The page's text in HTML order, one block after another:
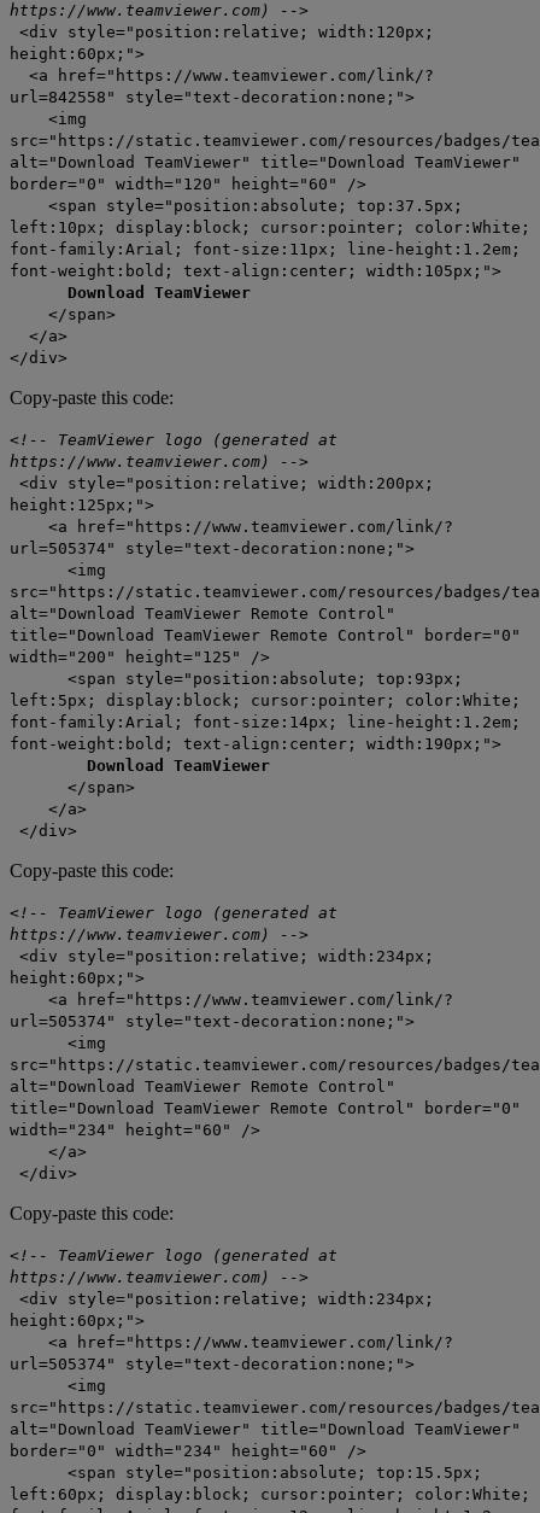
https://www.teamviewer.com) -->
<div style="position:relative; width:120px;
height:60px;">
<a href="https://www.teamviewer.com/link/?
url=842558" style="text-decoration:none;">
<img
src="https://static.teamviewer.com/resources/badges/
alt="Download TeamViewer" title="Download TeamViewer"
border="0" width="120" height="60" />
<span style="position:absolute; top:37.5px;
left:10px; display:block; cursor:pointer; color:White;
font-family:Arial; font-size:11px; line-height:1.2em;
font-weight:bold; text-align:center; width:105px;">
Download TeamViewer
</span>
</a>
</div>
Copy-paste this code:
<!-- TeamViewer logo (generated at
https://www.teamviewer.com) -->
<div style="position:relative; width:200px;
height:125px;">
<a href="https://www.teamviewer.com/link/?
url=505374" style="text-decoration:none;">
<img
src="https://static.teamviewer.com/resources/badges/
alt="Download TeamViewer Remote Control"
title="Download TeamViewer Remote Control" border="0"
width="200" height="125" />
<span style="position:absolute; top:93px;
left:5px; display:block; cursor:pointer; color:White;
font-family:Arial; font-size:14px; line-height:1.2em;
font-weight:bold; text-align:center; width:190px;">
Download TeamViewer
</span>
</a>
</div>
Copy-paste this code:
<!-- TeamViewer logo (generated at
https://www.teamviewer.com) -->
<div style="position:relative; width:234px;
height:60px;">
<a href="https://www.teamviewer.com/link/?
url=505374" style="text-decoration:none;">
<img
src="https://static.teamviewer.com/resources/badges/
alt="Download TeamViewer Remote Control"
title="Download TeamViewer Remote Control" border="0"
width="234" height="60" />
</a>
</div>
Copy-paste this code:
<!-- TeamViewer logo (generated at
https://www.teamviewer.com) -->
<div style="position:relative; width:234px;
height:60px;">
<a href="https://www.teamviewer.com/link/?
url=505374" style="text-decoration:none;">
<img
src="https://static.teamviewer.com/resources/badges/
alt="Download TeamViewer" title="Download TeamViewer"
border="0" width="234" height="60" />
<span style="position:absolute; top:15.5px;
left:60px; display:block; cursor:pointer; color:White;